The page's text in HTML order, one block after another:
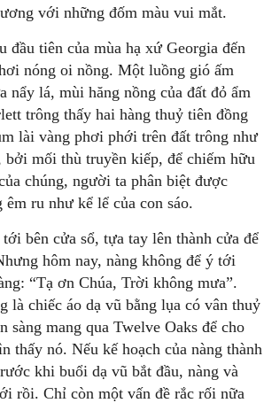
với những đốm màu vui mắt.
đầu tiên của mùa hạ xứ Georgia đến
nóng oi nồng. Một luồng gió ấm
nẩy lá, mùi hăng nồng của đất đỏ ẩm
trông thấy hai hàng thuỷ tiên đồng
lài vàng phơi phới trên đất trông như
bởi mối thù truyền kiếp, để chiếm hữu
chúng, người ta phân biệt được
ru như kể lể của con sáo.
bên cửa sổ, tựa tay lên thành cửa để
hôm nay, nàng không để ý tới
“Tạ ơn Chúa, Trời không mưa”.
là chiếc áo dạ vũ bằng lụa có vân thuỷ
sàng mang qua Twelve Oaks để cho
thấy nó. Nếu kế hoạch của nàng thành
khi buổi dạ vũ bắt đầu, nàng và
rồi. Chỉ còn một vấn đề rắc rối nữa